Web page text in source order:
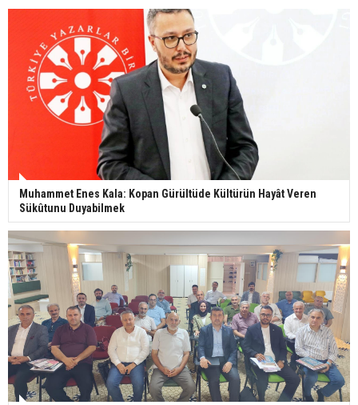
Muhammet Enes Kala: Kopan Gürültüde Kültürün Hayât Veren
Sükûtunu Duyabilmek